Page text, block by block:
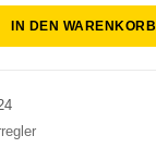
IN DEN WARENKORB